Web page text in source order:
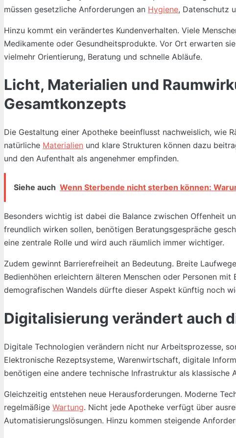
müssen gesetzliche Anforderungen an Hygiene, Datenschutz
Hinzu kommt ein verändertes Kundenverhalten. Viele
Medikamente oder Gesundheitsprodukte. Vor Ort erwarten
vielmehr Orientierung, Beratung und schnelle Abläufe.
Licht, Materialien und
Gesamtkonzepts
Die Gestaltung einer Apotheke beeinflusst nachweislich, wie
natürliche Materialien und klare Strukturen können dazu
und den Aufenthalt als angenehmer empfinden.
Siehe auch Wenn Sterbende nicht sterben können:
Besonders wichtig ist dabei die Balance zwischen Offenheit
freundlich wirken sollen, benötigen Beratungsgespräche
eine zentrale Rolle und wird auch räumlich immer wichtiger.
Zudem gewinnt Barrierefreiheit an Bedeutung. Breite
Bedienhöhen erleichtern älteren Menschen oder Personen
demografischen Wandels dürfte dieser Aspekt künftig noch
Digitalisierung verändert auch
Digitale Technologien verändern nicht nur Arbeitsprozesse,
Elektronische Rezeptsysteme, Warenwirtschaft, digitale
benötigen eine andere technische Infrastruktur als klassische
Gleichzeitig entstehen neue Herausforderungen. Moderne
regelmäßige Wartung. Nicht jede Apotheke verfügt über
Automatisierungslösungen. Hinzu kommen steigende